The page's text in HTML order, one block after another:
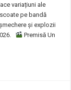
variațiuni ale
pe bandă
și explozii
Premisă Un